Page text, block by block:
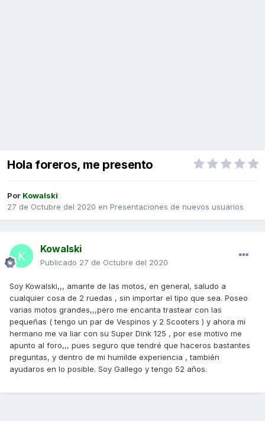
Hola foreros, me presento
Por Kowalski
27 de Octubre del 2020 en Presentaciones de nuevos usuarios
Kowalski
Publicado 27 de Octubre del 2020
Soy Kowalski,,, amante de las motos, en general, saludo a
cualquier cosa de 2 ruedas , sin importar el tipo que sea. Poseo
varias motos grandes,,,pero me encanta trastear con las
pequeñas ( tengo un par de Vespinos y 2 Scooters ) y ahora mi
hermano me va liar con su Super Dink 125 , por ese motivo me
apunto al foro,,, pues seguro que tendré que haceros bastantes
preguntas, y dentro de mi humilde experiencia , también
ayudaros en lo posible. Soy Gallego y tengo 52 años.